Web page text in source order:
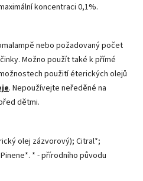
koncentraci 0,1%.
nebo požadovaný počet
Možno použít také k přímé
použití éterických olejů
. Nepoužívejte neředěné na
dětmi.
olej zázvorový); Citral*;
* - přírodního původu